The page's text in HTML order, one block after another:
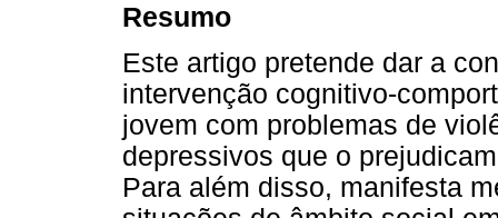
Resumo
Este artigo pretende dar a
intervenção cognitivo-
jovem com problemas de
depressivos que o
Para além disso, manifesta